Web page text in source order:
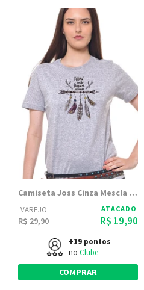
Camiseta Joss Cinza Mescla Estampada Follow
VAREJO
R$ 29,90
ATACADO
R$ 19,90
+19 pontos
no Clube
COMPRAR